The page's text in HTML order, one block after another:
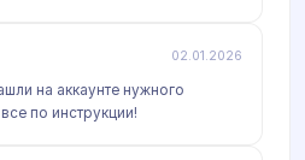
02.01.2026
на аккаунте нужного
по инструкции!